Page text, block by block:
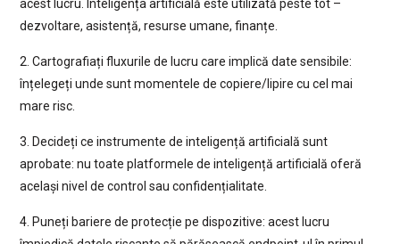
acest lucru. Inteligența artificială este utilizată peste tot –
dezvoltare, asistență, resurse umane, finanțe.
2. Cartografiați fluxurile de lucru care implică date sensibile:
înțelegeți unde sunt momentele de copiere/lipire cu cel mai
mare risc.
3. Decideți ce instrumente de inteligență artificială sunt
aprobate: nu toate platformele de inteligență artificială oferă
același nivel de control sau confidențialitate.
4. Puneți bariere de protecție pe dispozitive: acest lucru